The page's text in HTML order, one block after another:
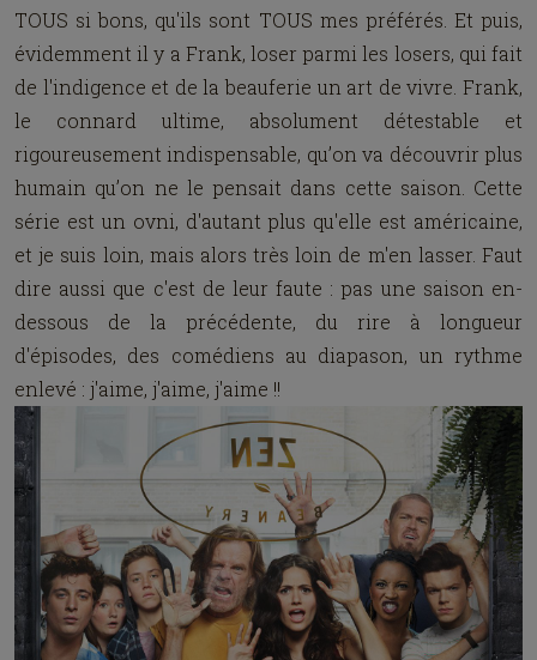
TOUS si bons, qu'ils sont TOUS mes préférés. Et puis,
évidemment il y a Frank, loser parmi les losers, qui fait
de l'indigence et de la beauferie un art de vivre. Frank,
le connard ultime, absolument détestable et
rigoureusement indispensable, qu’on va découvrir plus
humain qu’on ne le pensait dans cette saison. Cette
série est un ovni, d'autant plus qu'elle est américaine,
et je suis loin, mais alors très loin de m'en lasser. Faut
dire aussi que c'est de leur faute : pas une saison en-
dessous de la précédente, du rire à longueur
d'épisodes, des comédiens au diapason, un rythme
enlevé : j'aime, j'aime, j'aime !!